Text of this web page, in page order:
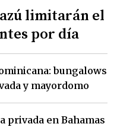
limitarán el
por día
bungalows
y mayordomo
privada en Bahamas